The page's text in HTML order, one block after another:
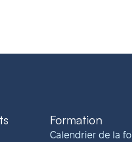
Formation
Calendrier de la